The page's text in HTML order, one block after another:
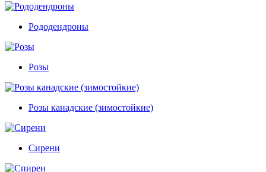
Рододендроны
Розы
Розы канадские (зимостойкие)
Сирени